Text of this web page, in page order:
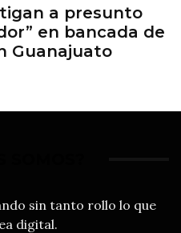
a presunto
en bancada de
Guanajuato
sin tanto rollo lo que
digital.